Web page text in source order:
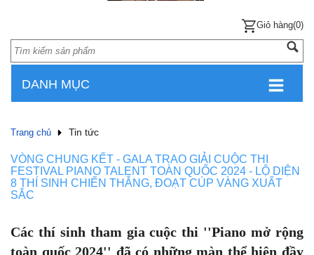
Giỏ hàng(0)
DANH MỤC
Trang chủ Tin tức
VÒNG CHUNG KẾT - GALA TRAO GIẢI CUỘC THI
FESTIVAL PIANO TALENT TOÀN QUỐC 2024 - LỘ DIỆN
8 THÍ SINH CHIẾN THẮNG, ĐOẠT CÚP VÀNG XUẤT
SẮC
Các thí sinh tham gia cuộc thi ''Piano mở rộng
toàn quốc 2024'' đã có những màn thể hiện đầy